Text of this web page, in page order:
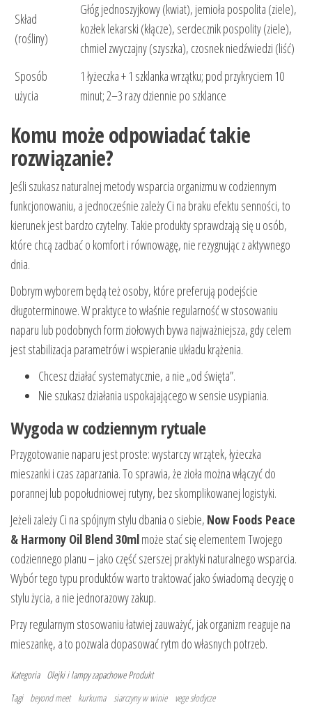
Skład
(rośliny)
Głóg jednoszyjkowy (kwiat), jemioła pospolita (ziele),
kozłek lekarski (kłącze), serdecznik pospolity (ziele),
chmiel zwyczajny (szyszka), czosnek niedźwiedzi (liść)
Sposób
użycia
1 łyżeczka + 1 szklanka wrzątku; pod przykryciem 10
minut; 2–3 razy dziennie po szklance
Komu może odpowiadać takie
rozwiązanie?
Jeśli szukasz naturalnej metody wsparcia organizmu w codziennym
funkcjonowaniu, a jednocześnie zależy Ci na braku efektu senności, to
kierunek jest bardzo czytelny. Takie produkty sprawdzają się u osób,
które chcą zadbać o komfort i równowagę, nie rezygnując z aktywnego
dnia.
Dobrym wyborem będą też osoby, które preferują podejście
długoterminowe. W praktyce to właśnie regularność w stosowaniu
naparu lub podobnych form ziołowych bywa najważniejsza, gdy celem
jest stabilizacja parametrów i wspieranie układu krążenia.
Chcesz działać systematycznie, a nie „od święta”.
Nie szukasz działania uspokajającego w sensie usypiania.
Wygoda w codziennym rytuale
Przygotowanie naparu jest proste: wystarczy wrzątek, łyżeczka
mieszanki i czas zaparzania. To sprawia, że zioła można włączyć do
porannej lub popołudniowej rutyny, bez skomplikowanej logistyki.
Jeżeli zależy Ci na spójnym stylu dbania o siebie, Now Foods Peace
& Harmony Oil Blend 30mlmoże stać się elementem Twojego
codziennego planu – jako część szerszej praktyki naturalnego wsparcia.
Wybór tego typu produktów warto traktować jako świadomą decyzję o
stylu życia, a nie jednorazowy zakup.
Przy regularnym stosowaniu łatwiej zauważyć, jak organizm reaguje na
mieszankę, a to pozwala dopasować rytm do własnych potrzeb.
Kategoria Olejki i lampy zapachowe Produkt
Tagi beyond meet kurkuma siarczyny w winie vege słodycze